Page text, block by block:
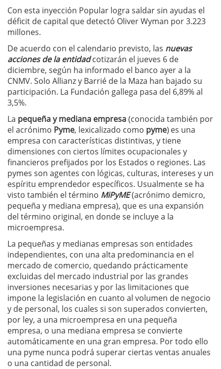
Con esta inyección Popular logra saldar sin ayudas el
déficit de capital que detectó Oliver Wyman por 3.223
millones.
De acuerdo con el calendario previsto, las nuevas
acciones de la entidad cotizarán el jueves 6 de
diciembre, según ha informado el banco ayer a la
CNMV. Solo Allianz y Barrié de la Maza han bajado su
participación. La Fundación gallega pasa del 6,89% al
3,5%.
La pequeña y mediana empresa(conocida también por
el acrónimo Pyme, lexicalizado como pyme) es una
empresa con características distintivas, y tiene
dimensiones con ciertos límites ocupacionales y
financieros prefijados por los Estados o regiones. Las
pymes son agentes con lógicas, culturas, intereses y un
espíritu emprendedor específicos. Usualmente se ha
visto también el término MiPyME(acrónimo demicro,
pequeña y mediana empresa), que es una expansión
del término original, en donde se incluye a la
microempresa.
La pequeñas y medianas empresas son entidades
independientes, con una alta predominancia en el
mercado de comercio, quedando prácticamente
excluidas del mercado industrial por las grandes
inversiones necesarias y por las limitaciones que
impone la legislación en cuanto al volumen de negocio
y de personal, los cuales si son superados convierten,
por ley, a una microempresa en una pequeña
empresa, o una mediana empresa se convierte
automáticamente en una gran empresa. Por todo ello
una pyme nunca podrá superar ciertas ventas anuales
o una cantidad de personal.